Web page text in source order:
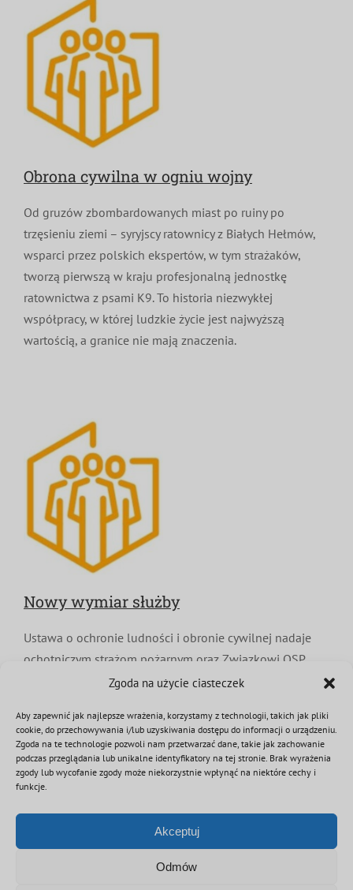
Zgoda na użycie ciasteczek
Aby zapewnić jak najlepsze wrażenia, korzystamy z technologii, takich jak pliki
cookie, do przechowywania i/lub uzyskiwania dostępu do informacji o urządzeniu.
Zgoda na te technologie pozwoli nam przetwarzać dane, takie jak zachowanie
podczas przeglądania lub unikalne identyfikatory na tej stronie. Brak wyrażenia
zgody lub wycofanie zgody może niekorzystnie wpłynąć na niektóre cechy i
funkcje.
Akceptuj
Odmów
Obrona cywilna w ogniu wojny
Od gruzów zbombardowanych miast po ruiny po
trzęsieniu ziemi – syryjscy ratownicy z Białych Hełmów,
wsparci przez polskich ekspertów, w tym strażaków,
tworzą pierwszą w kraju profesjonalną jednostkę
ratownictwa z psami K9. To historia niezwykłej
współpracy, w której ludzkie życie jest najwyższą
wartością, a granice nie mają znaczenia.
Nowy wymiar służby
Ustawa o ochronie ludności i obronie cywilnej nadaje
ochotniczym strażom pożarnym oraz Związkowi OSP
RP formalny status podmiotów ochrony ludności,
prawo definiuje szereg precyzyjnych i kluczowych
obowiązków dla najważniejszych osób pełniących
kluczowe funkcje w tych organizacjach, znacząco
poszerzając ich dotychczasową rolę.